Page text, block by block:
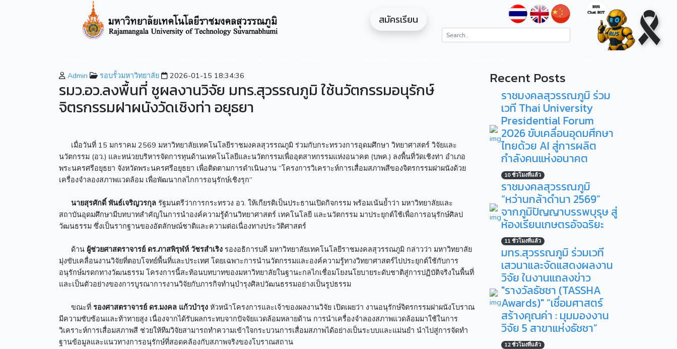
สมัครเรียน
Admin รอบรั้วมหาวิทยาลัย 2026-01-15 18:34:36
รมว.อว.ลงพื้นที่ ชูผลงานวิจัย มทร.สุวรรณภูมิ ใช้นวัตกรรมอนุรักษ์
จิตรกรรมฝาผนังวัดเชิงท่า อยุธยา
เมื่อวันที่ 15 มกราคม 2569 มหาวิทยาลัยเทคโนโลยีราชมงคลสุวรรณภูมิ ร่วมกับกระทรวงการอุดมศึกษา วิทยาศาสตร์ วิจัยและ
นวัตกรรม (อว.) และหน่วยบริหารจัดการทุนด้านเทคโนโลยีและนวัตกรรมเพื่ออุตสาหกรรมแห่งอนาคต (บพค.) ลงพื้นที่วัดเชิงท่า อำเภอ
พระนครศรีอยุธยา จังหวัดพระนครศรีอยุธยา เพื่อติดตามการดำเนินงาน “โครงการวิเคราะห์การเสื่อมสภาพสีของจิตรกรรมฝาผนังด้วย
เครื่องจำลองสภาพแวดล้อม เพื่อพัฒนากลไกการอนุรักษ์เชิงรุก”
นายสุรศักดิ์ พันธ์เจริญวรกุล รัฐมนตรีว่าการกระทรวง อว. ให้เกียรติเป็นประธานเปิดกิจกรรม พร้อมเน้นย้ำว่า มหาวิทยาลัยและ
สถาบันอุดมศึกษามีบทบาทสำคัญในการนำองค์ความรู้ด้านวิทยาศาสตร์ เทคโนโลยี และนวัตกรรม มาประยุกต์ใช้เพื่อการอนุรักษ์ศิลป
วัฒนธรรม ซึ่งเป็นรากฐานของอัตลักษณ์ชาติและความต่อเนื่องทางประวัติศาสตร์
ด้าน ผู้ช่วยศาสตราจารย์ ดร.ภาสพิรุฬห์ วัชรสำเริง รองอธิการบดี มหาวิทยาลัยเทคโนโลยีราชมงคลสุวรรณภูมิ กล่าวว่า มหาวิทยาลัย
มุ่งขับเคลื่อนงานวิจัยที่ตอบโจทย์พื้นที่และประเทศ โดยเฉพาะการนำนวัตกรรมและองค์ความรู้ทางวิทยาศาสตร์ไปประยุกต์ใช้กับการ
อนุรักษ์มรดกทางวัฒนธรรม โครงการนี้สะท้อนบทบาทของมหาวิทยาลัยในฐานะกลไกเชื่อมโยงนโยบายระดับชาติสู่การปฏิบัติจริงในพื้นที่
และเป็นตัวอย่างของการบูรณาการงานวิจัยกับภารกิจทำนุบำรุงศิลปวัฒนธรรมอย่างเป็นรูปธรรม
ขณะที่ รองศาสตราจารย์ ดร.มงคล แก้วบำรุง หัวหน้าโครงการและเจ้าของผลงานวิจัย เปิดเผยว่า งานอนุรักษ์จิตรกรรมฝาผนังโบราณ
มีความซับซ้อนและท้าทายสูง เนื่องจากได้รับผลกระทบจากปัจจัยแวดล้อมหลายด้าน การนำเครื่องจำลองสภาพแวดล้อมมาใช้ในการ
วิเคราะห์การเสื่อมสภาพสี ช่วยให้ทีมวิจัยสามารถทำความเข้าใจกระบวนการเสื่อมสภาพได้อย่างเป็นระบบและแม่นยำ นำไปสู่การจัดทำ
ฐานข้อมูลและแนวทางการอนุรักษ์ที่สอดคล้องกับสภาพจริงของโบราณสถาน
Recent Posts
ราชมงคลสุวรรณภูมิ ร่วม
เวที Thai University
Presidential Forum
2026 ขับเคลื่อนอุดมศึกษา
ไทยด้วย AI สู่การผลิต
กำลังคนแห่งอนาคต
10 ชั่วโมงที่แล้ว
ราชมงคลสุวรรณภูมิ
“หว่านกล้าดำนา 2569”
จากภูมิปัญญาบรรพบุรุษ สู่
ห้องเรียนเกษตรอัจฉริยะ
11 ชั่วโมงที่แล้ว
มทร.สุวรรณภูมิ ร่วมเวที
เสวนาและจัดแสดงผลงาน
วิจัย ในงานแถลงข่าว
"รางวัลธัชชา (TASSHA
Awards)" “เชื่อมศาสตร์
สร้างคุณค่า : มุมมองงาน
วิจัย 5 สาขาแห่งธัชชา”
12 ชั่วโมงที่แล้ว